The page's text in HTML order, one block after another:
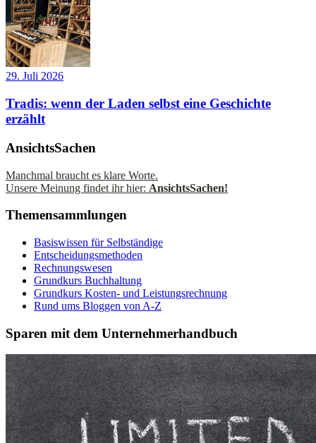
29. Juli 2026
Tradis: wenn der Laden selbst eine Geschichte
erzählt
AnsichtsSachen
Manchmal braucht es klare Worte.
Unsere Meinung findet ihr hier: AnsichtsSachen!
Themensammlungen
Basiswissen für Selbständige
Entscheidungsmethoden
Rechnungswesen
Grundkurs Buchhaltung
Grundkurs Kosten- und Leistungsrechnung
Rund ums Bloggen von A-Z
Sparen mit dem Unternehmerhandbuch